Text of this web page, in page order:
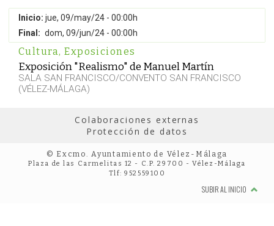
Inicio: jue, 09/may/24 - 00:00h
Final: dom, 09/jun/24 - 00:00h
Cultura, Exposiciones
Exposición "Realismo" de Manuel Martín
SALA SAN FRANCISCO/CONVENTO SAN FRANCISCO
(VÉLEZ-MÁLAGA)
Colaboraciones externas
Protección de datos
© Excmo. Ayuntamiento de Vélez-Málaga
Plaza de las Carmelitas 12 - C.P. 29700 - Vélez-Málaga
Tlf: 952559100
SUBIR AL INICIO